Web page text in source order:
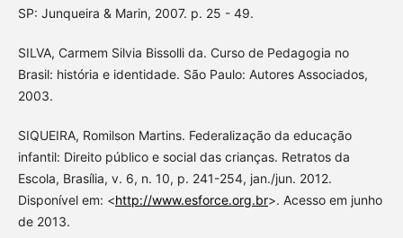
SP: Junqueira & Marin, 2007. p. 25 - 49.
SILVA, Carmem Silvia Bissolli da. Curso de Pedagogia no
Brasil: história e identidade. São Paulo: Autores Associados,
2003.
SIQUEIRA, Romilson Martins. Federalização da educação
infantil: Direito público e social das crianças. Retratos da
Escola, Brasília, v. 6, n. 10, p. 241-254, jan./jun. 2012.
Disponível em: <http://www.esforce.org.br>. Acesso em junho
de 2013.